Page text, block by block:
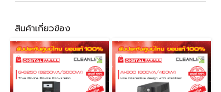
สินค้าเกี่ยวข้อง